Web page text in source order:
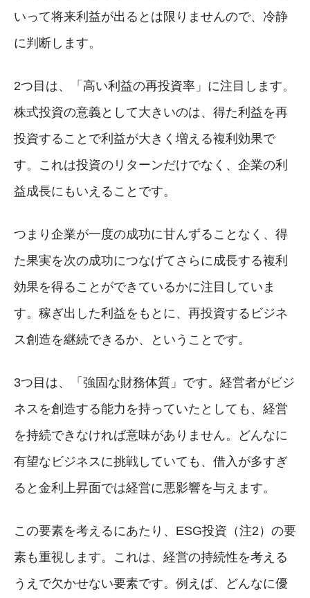
いって将来利益が出るとは限りませんので、冷静
に判断します。
2つ目は、「高い利益の再投資率」に注目します。
株式投資の意義として大きいのは、得た利益を再
投資することで利益が大きく増える複利効果で
す。これは投資のリターンだけでなく、企業の利
益成長にもいえることです。
つまり企業が一度の成功に甘んずることなく、得
た果実を次の成功につなげてさらに成長する複利
効果を得ることができているかに注目していま
す。稼ぎ出した利益をもとに、再投資するビジネ
ス創造を継続できるか、ということです。
3つ目は、「強固な財務体質」です。経営者がビジ
ネスを創造する能力を持っていたとしても、経営
を持続できなければ意味がありません。どんなに
有望なビジネスに挑戦していても、借入が多すぎ
ると金利上昇面では経営に悪影響を与えます。
この要素を考えるにあたり、ESG投資（注2）の要
素も重視します。これは、経営の持続性を考える
うえで欠かせない要素です。例えば、どんなに優